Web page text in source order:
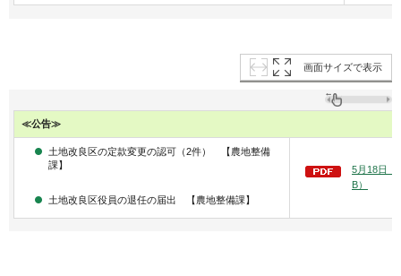
画面サイズで表示
≪公告≫
土地改良区の定款変更の認可（2件） 【農地整備
課】
土地改良区役員の退任の届出 【農地整備課】
5月18日
B）